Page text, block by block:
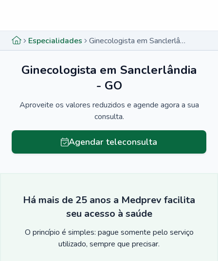
Especialidades Ginecologista em Sanclerlândia - GO
Ginecologista em Sanclerlândia
- GO
Aproveite os valores reduzidos e agende agora a sua
consulta.
Agendar teleconsulta
Há mais de 25 anos a Medprev facilita
seu acesso à saúde
O princípio é simples: pague somente pelo serviço
utilizado, sempre que precisar.